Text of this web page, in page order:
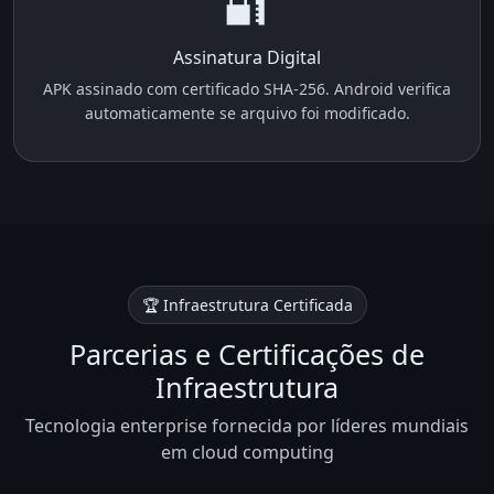
Assinatura Digital
APK assinado com certificado SHA-256. Android verifica
automaticamente se arquivo foi modificado.
🏆 Infraestrutura Certificada
Parcerias e Certificações de
Infraestrutura
Tecnologia enterprise fornecida por líderes mundiais
em cloud computing